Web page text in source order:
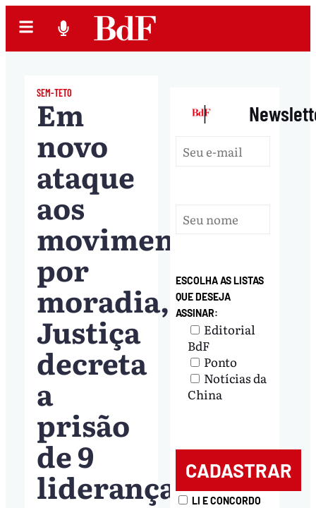
SEM-TETO
Em
novo
ataque
aos
movimentos
por
moradia,
Justiça
decreta
a
prisão
de 9
lideranças
|
ESCOLHA AS LISTAS
QUE DESEJA
ASSINAR:
Editorial
BdF
Ponto
Notícias da
China
LI E CONCORDO